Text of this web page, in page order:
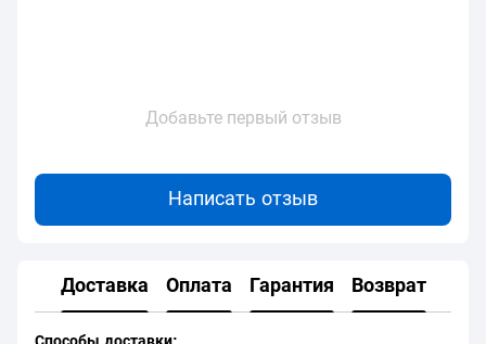
Добавьте первый отзыв
Написать отзыв
Доставка Оплата Гарантия Возврат
Способы доставки: